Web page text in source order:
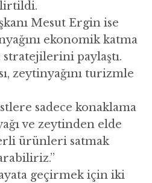
Mesut Ergin ise
ekonomik katma
paylaştı.
zeytinyağını turizmle
sadece konaklama
ve zeytinden elde
ürünleri satmak
geçirmek için iki